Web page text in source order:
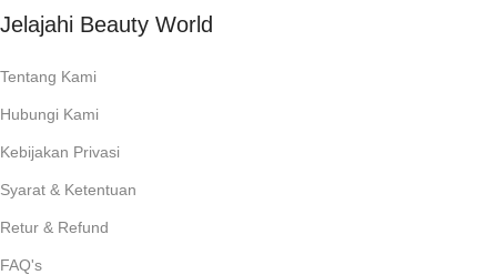
Jelajahi Beauty World
Tentang Kami
Hubungi Kami
Kebijakan Privasi
Syarat & Ketentuan
Retur & Refund
FAQ's